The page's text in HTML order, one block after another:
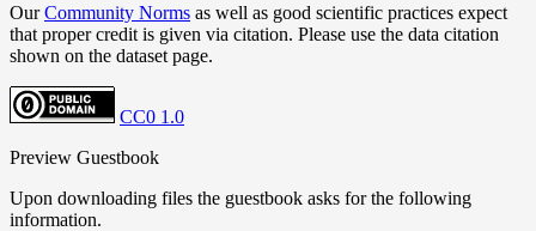
OurCommunity Norms as well as good scientific practices expect
that proper credit is given via citation. Please use the data citation
shown on the dataset page.
CC0 1.0
Preview Guestbook
Upon downloading files the guestbook asks for the following
information.